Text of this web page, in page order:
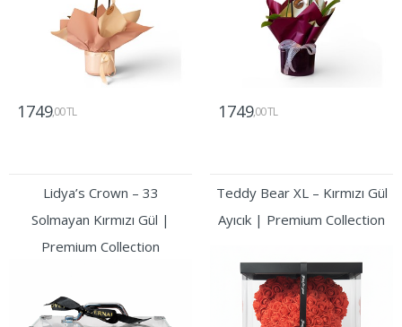
1749,00 TL 1749,00 TL
Lidya’s Crown – 33
Solmayan Kırmızı Gül |
Premium Collection
Teddy Bear XL – Kırmızı Gül
Ayıcık | Premium Collection